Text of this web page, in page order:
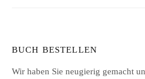
BUCH BESTELLEN
Wir haben Sie neugierig gemacht